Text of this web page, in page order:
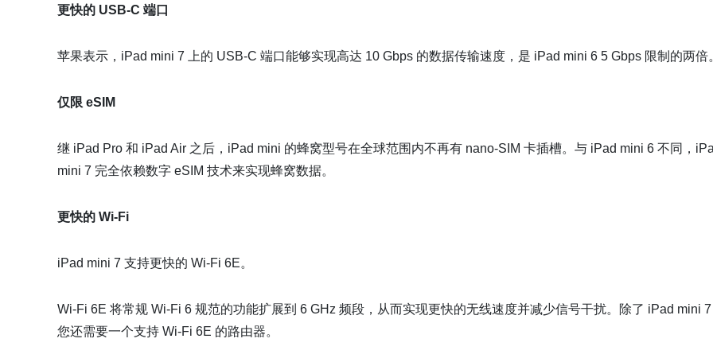
更快的 USB-C 端口
苹果表示，iPad mini 7 上的 USB-C 端口能够实现高达 10 Gbps 的数据传输速度，是 iPad mini 6 5 Gbps 限制的两倍
仅限 eSIM
继 iPad Pro 和 iPad Air 之后，iPad mini 的蜂窝型号在全球范围内不再有 nano-SIM 卡插槽。与 iPad mini 6 不同，
mini 7 完全依赖数字 eSIM 技术来实现蜂窝数据。
更快的 Wi-Fi
iPad mini 7 支持更快的 Wi-Fi 6E。
Wi-Fi 6E 将常规 Wi-Fi 6 规范的功能扩展到 6 GHz 频段，从而实现更快的无线速度并减少信号干扰。除了 iPad mini 7
您还需要一个支持 Wi-Fi 6E 的路由器。